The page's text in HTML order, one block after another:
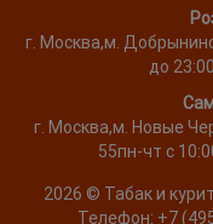
г. Москва,м.
до
г. Москва,м. Новые
55пн-чт с
2026 © Табак и
Телефон: +7